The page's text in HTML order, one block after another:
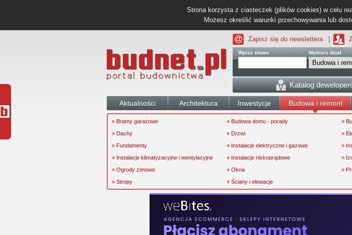
Strona korzysta z ciasteczek (plików cookies) w celu
Możesz określić warunki przechowywania lub
Zapisz się do newslettera
Wpisz słowo Wybierz dział
Katalog
Aktualności Architektura Inwestycje Budowa i remont
» Bramy garażowe » Budowa domu - porady »
» Dachy
» Drzwi »
» Fundamenty
» Instalacje elektryczne i gazowe »
» Instalacje klimatyzacyjne i wentylacyjne
» Instalacje niskoprądowe »
» Ogrody zimowe
» Okna »
» Stropy
» Ściany i elewacje